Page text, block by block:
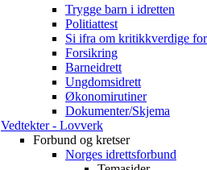
Trygge barn i idretten
Politiattest
Si ifra om kritikkverdige
Forsikring
Barneidrett
Ungdomsidrett
Økonomirutiner
Dokumenter/Skjema
Vedtekter - Lovverk
Forbund og kretser
Norges idrettsforbund